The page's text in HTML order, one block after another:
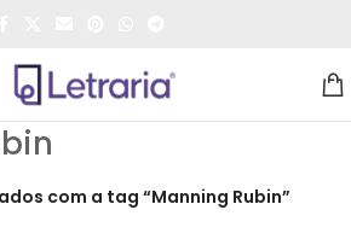
com a tag “Manning Rubin”